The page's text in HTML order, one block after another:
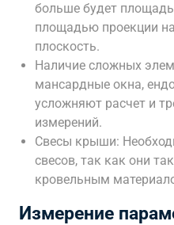
больше будет
площадью проекции
плоскость.
Наличие сложных
мансардные окна,
усложняют расчет и
измерений.
Свесы крыши:
свесов, так как они
кровельным
Измерение